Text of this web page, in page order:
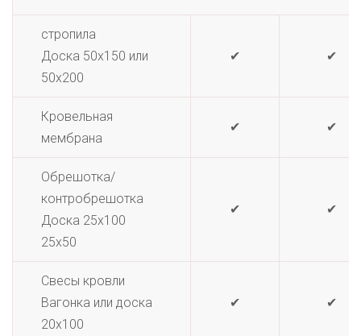
стропила
Доска 50х150 или
50х200
✔ ✔
Кровельная
мембрана
✔ ✔
Обрешотка/
контробрешотка
Доска 25х100
25х50
✔ ✔
Свесы кровли
Вагонка или доска
20х100
✔ ✔